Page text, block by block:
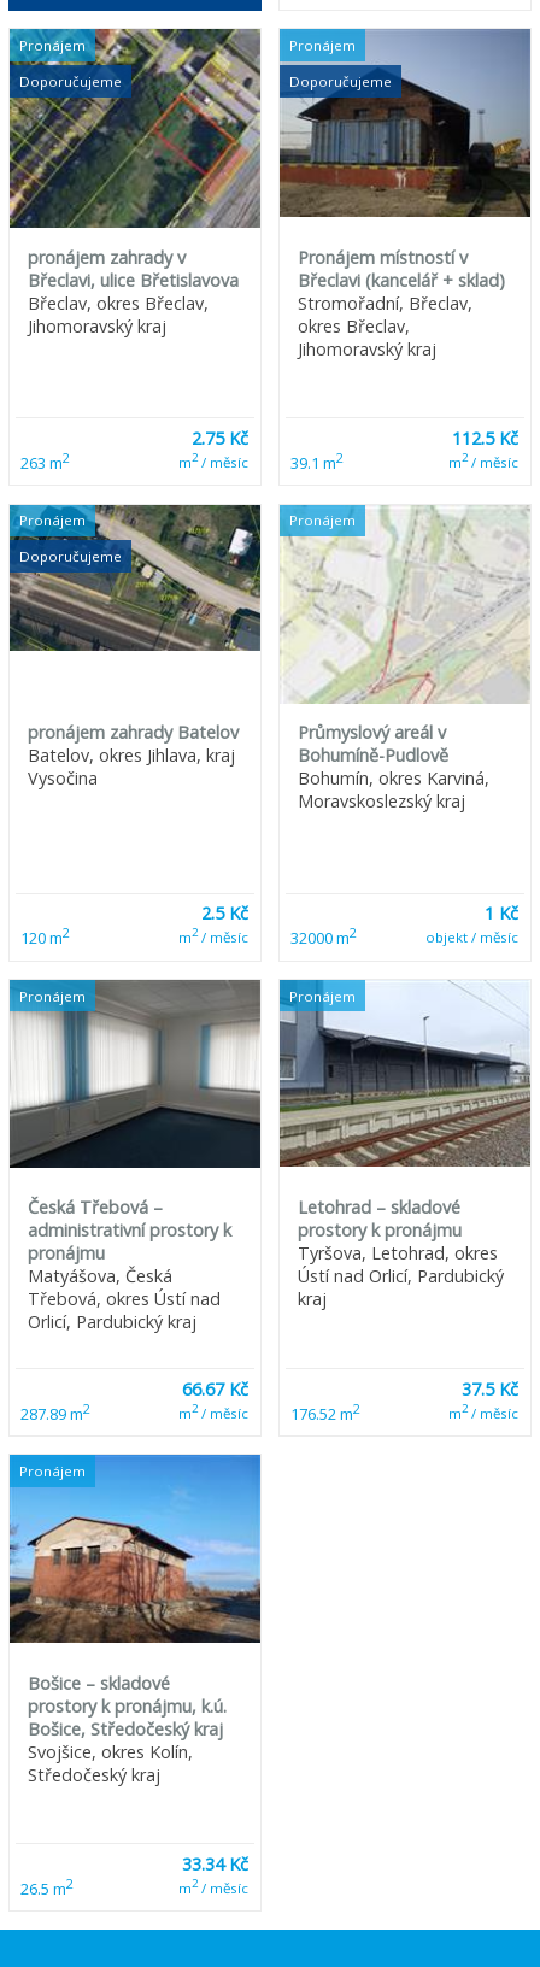
Pronájem
Doporučujeme
pronájem zahrady v
Břeclavi, ulice Břetislavova
Břeclav, okres Břeclav,
Jihomoravský kraj
263 m2
2.75 Kč
m2/ měsíc
Pronájem
Doporučujeme
Pronájem místností v
Břeclavi (kancelář + sklad)
Stromořadní, Břeclav,
okres Břeclav,
Jihomoravský kraj
39.1 m2
112.5 Kč
m2/ měsíc
Pronájem
Doporučujeme
pronájem zahrady Batelov
Batelov, okres Jihlava, kraj
Vysočina
120 m2
2.5 Kč
m2/ měsíc
Pronájem
Průmyslový areál v
Bohumíně-Pudlově
Bohumín, okres Karviná,
Moravskoslezský kraj
32000 m2
1 Kč
objekt / měsíc
Pronájem
Česká Třebová –
administrativní prostory k
pronájmu
Matyášova, Česká
Třebová, okres Ústí nad
Orlicí, Pardubický kraj
287.89 m2
66.67 Kč
m2/ měsíc
Pronájem
Letohrad – skladové
prostory k pronájmu
Tyršova, Letohrad, okres
Ústí nad Orlicí, Pardubický
kraj
176.52 m2
37.5 Kč
m2/ měsíc
Pronájem
Bošice – skladové
prostory k pronájmu, k.ú.
Bošice, Středočeský kraj
Svojšice, okres Kolín,
Středočeský kraj
26.5 m2
33.34 Kč
m2/ měsíc